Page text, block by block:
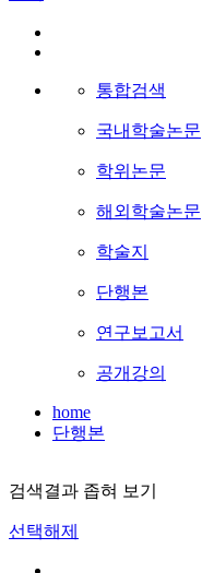
통합검색
국내학술논문
학위논문
해외학술논문
학술지
단행본
연구보고서
공개강의
home
단행본
검색결과 좁혀 보기
선택해제